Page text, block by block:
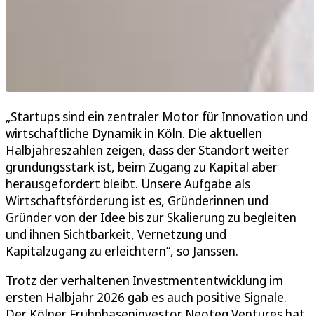
„Startups sind ein zentraler Motor für Innovation und
wirtschaftliche Dynamik in Köln. Die aktuellen
Halbjahreszahlen zeigen, dass der Standort weiter
gründungsstark ist, beim Zugang zu Kapital aber
herausgefordert bleibt. Unsere Aufgabe als
Wirtschaftsförderung ist es, Gründerinnen und
Gründer von der Idee bis zur Skalierung zu begleiten
und ihnen Sichtbarkeit, Vernetzung und
Kapitalzugang zu erleichtern“, so Janssen.
Trotz der verhaltenen Investmententwicklung im
ersten Halbjahr 2026 gab es auch positive Signale.